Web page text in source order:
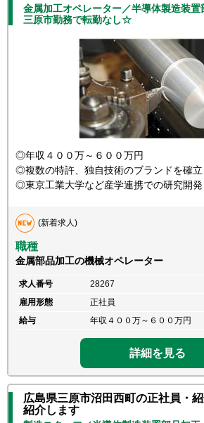
金属加工オペレーター／半導体製造装
三原市勤務で転勤なし☆
◎年収４００万～６００万円
◎複数の特許、独自技術のブランドを確立
◎東京工業大学など産学連携での研究開発
(新着求人)
職種
金属部品加工の機械オペレーター
求人番号
28267
雇用形態
正社員
給与
年収４００万～６００万円
詳細を見る
広島県三原市沼田西町の正社員・
紹介します